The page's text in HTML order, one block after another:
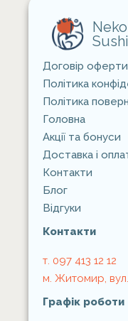
Neko
Sushi
Договір оферти
Політика
Політика
Головна
Акції та бонуси
Доставка i
Контакти
Блог
Відгуки
Контакти
т. 097 413 12 12
м. Житомир,
Графік роботи